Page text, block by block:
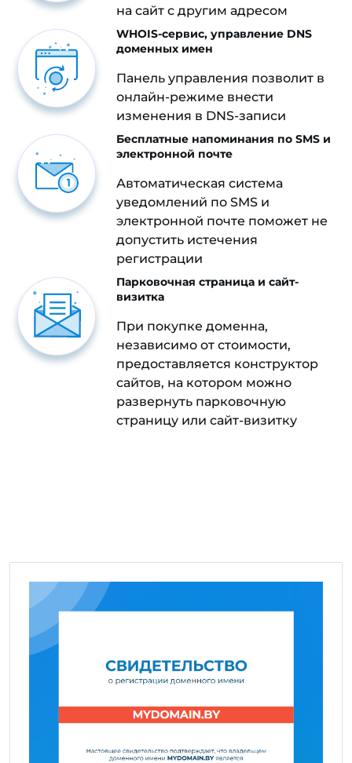
на сайт с другим адресом
WHOIS-сервис, управление DNS
доменных имен
Панель управления позволит в
онлайн-режиме внести
изменения в DNS-записи
Бесплатные напоминания по SMS и
электронной почте
Автоматическая система
уведомлений по SMS и
электронной почте поможет не
допустить истечения
регистрации
Парковочная страница и сайт-
визитка
При покупке доменна,
независимо от стоимости,
предоставляется конструктор
сайтов, на котором можно
развернуть парковочную
страницу или сайт-визитку